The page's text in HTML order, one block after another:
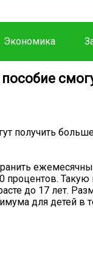
Экономика
получить
Такую
до 17 лет.
для детей в